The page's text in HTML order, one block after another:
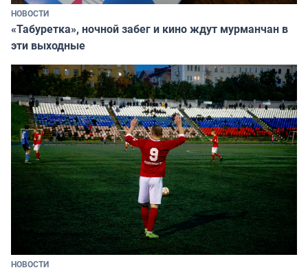
НОВОСТИ
«Табуретка», ночной забег и кино ждут мурманчан в
эти выходные
НОВОСТИ